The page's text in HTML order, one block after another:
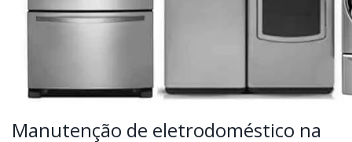
Manutenção de eletrodoméstico na